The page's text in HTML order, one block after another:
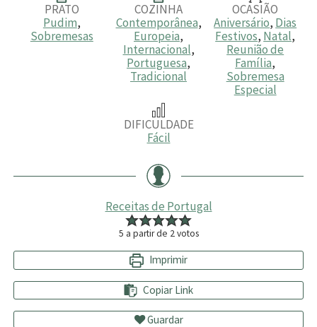
PRATO
Pudim,
Sobremesas
COZINHA
Contemporânea,
Europeia,
Internacional,
Portuguesa,
Tradicional
OCASIÃO
Aniversário, Dias
Festivos, Natal,
Reunião de
Família,
Sobremesa
Especial
DIFICULDADE
Fácil
Receitas de Portugal
5 a partir de 2votos
Imprimir
Copiar Link
Guardar